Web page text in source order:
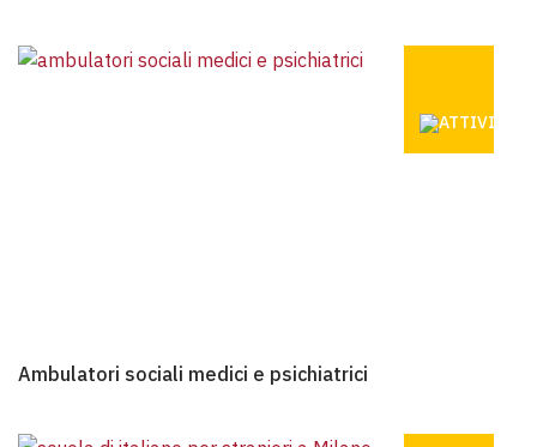
Ambulatori sociali medici e psichiatrici